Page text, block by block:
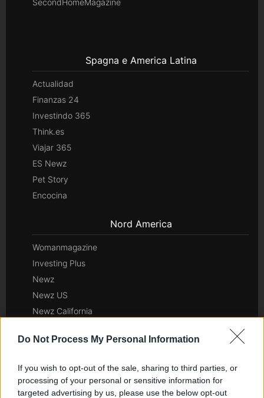
Do Not Process My Personal Information
If you wish to opt-out of the sale, sharing to third parties, or
processing of your personal or sensitive information for
targeted advertising by us, please use the below opt-out
SecondHomeMagazine
Spagna e America Latina
Actualidad
Finanzas 24
Investindo 365
Think.es
Viajar 365
ES Newz
Pet Story
Encocina
Nord America
Womanmagazine
Investing Plus
Newz
Newz US
Newz California
Newz Florida
Newz Pennsylvania
Newz Illinois